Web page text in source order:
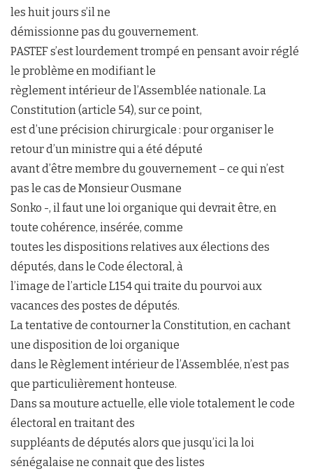
les huit jours s’il ne
démissionne pas du gouvernement.
PASTEF s’est lourdement trompé en pensant avoir réglé
le problème en modifiant le
règlement intérieur de l’Assemblée nationale. La
Constitution (article 54), sur ce point,
est d’une précision chirurgicale : pour organiser le
retour d’un ministre qui a été député
avant d’être membre du gouvernement – ce qui n’est
pas le cas de Monsieur Ousmane
Sonko -, il faut une loi organique qui devrait être, en
toute cohérence, insérée, comme
toutes les dispositions relatives aux élections des
députés, dans le Code électoral, à
l’image de l’article L154 qui traite du pourvoi aux
vacances des postes de députés.
La tentative de contourner la Constitution, en cachant
une disposition de loi organique
dans le Règlement intérieur de l’Assemblée, n’est pas
que particulièrement honteuse.
Dans sa mouture actuelle, elle viole totalement le code
électoral en traitant des
suppléants de députés alors que jusqu’ici la loi
sénégalaise ne connait que des listes